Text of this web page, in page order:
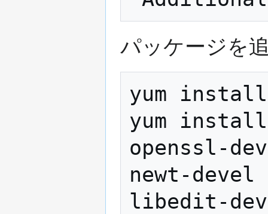
パッケージを
yum
yum
openssl-
newt-
libedit-